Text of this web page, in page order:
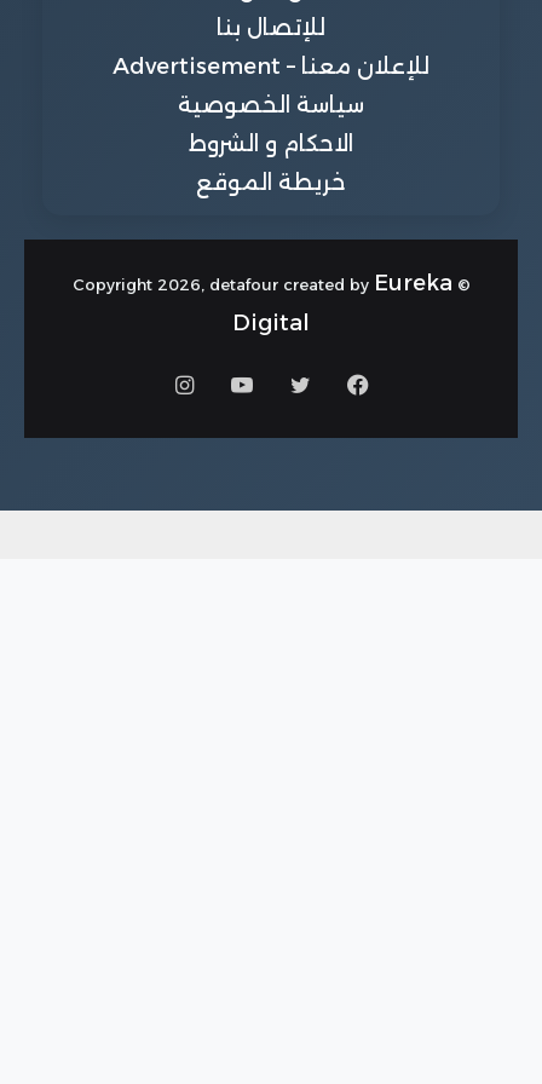
للإتصال بنا
للإعلان معنا – Advertisement
سياسة الخصوصية
الاحكام و الشروط
خريطة الموقع
© Copyright 2026, detafour created by
Eureka
Digital
فيسبوكتويتر يوتيوبانستقرام